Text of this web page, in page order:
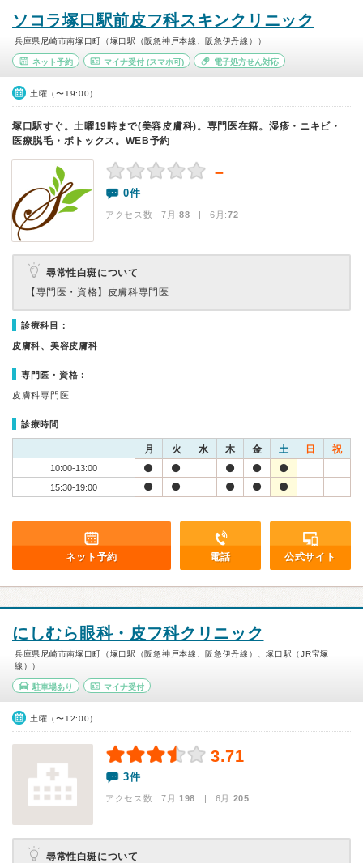
ソコラ塚口駅前皮フ科スキンクリニック
兵庫県尼崎市南塚口町（塚口駅（阪急神戸本線、阪急伊丹線））
ネット予約 マイナ受付(スマホ可) 電子処方せん対応
土曜（〜19:00）
塚口駅すぐ。土曜19時まで(美容皮膚科)。専門医在籍。湿疹・ニキビ・
医療脱毛・ボトックス。WEB予約
－
0件
アクセス数 7月:88 | 6月:72
尋常性白斑について
【専門医・資格】 皮膚科専門医
診療科目：
皮膚科、美容皮膚科
専門医・資格：
皮膚科専門医
診療時間
月 火 水 木 金 土 日 祝
10:00-13:00
15:30-19:00
ネット予約 電話 公式サイト
にしむら眼科・皮フ科クリニック
兵庫県尼崎市南塚口町（塚口駅（阪急神戸本線、阪急伊丹線）、塚口駅（JR宝塚
線））
駐車場あり マイナ受付
土曜（〜12:00）
3.71
3件
アクセス数 7月:198 | 6月:205
尋常性白斑について